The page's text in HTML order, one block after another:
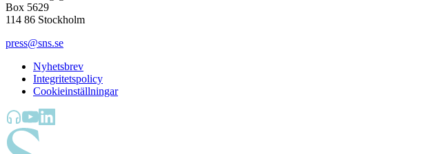
Box 5629
114 86 Stockholm
press@sns.se
Nyhetsbrev
Integritetspolicy
Cookieinställningar